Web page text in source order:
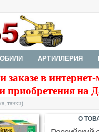
АРТИЛЛЕРИЯ
ФИГУРЫ МОДЕЛИ
заказе в
приобретения на
танки)
О